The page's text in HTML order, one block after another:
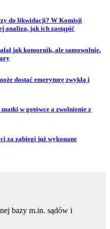
do likwidacji? W Komisji
analiza, jak ich zastąpić
jak komornik, ale samowolnie.
dostać emeryturę zwykłą i
w gotówce a zwolnienie z
za zabiegi już wykonane
bazy m.in. sądów i